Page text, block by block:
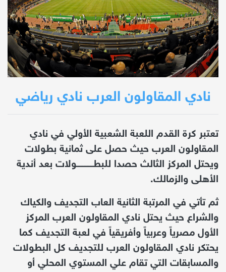
نادي المقاولون العرب نادي رياضي
تعتبر كرة القدم اللعبة الشعبية الأولي في نادي
المقاولون العرب حيث حصل على ثمانية بطولات
ويحتل المركز الثالث حصدا للبطـــــــــــولات بعد أندية
الأهلى والزمالك.
ثم تأتي في المرتبة الثانية العاب التجديف والكياك
والشراع حيث يحتل نادي المقاولون العرب المركز
الأول مصرياً وعربياً وأفريقياً في لعبة التجديف كما
يحتكر نادي المقاولون العرب للتجديف كل البطولات
والمسابقات التي تقام علي المستوي المحلي أو